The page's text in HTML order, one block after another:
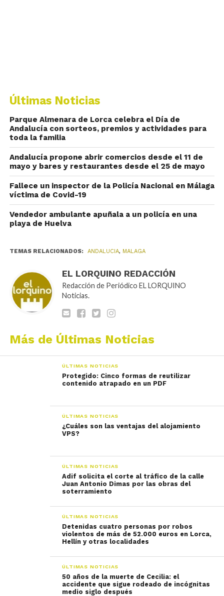
Últimas Noticias
Parque Almenara de Lorca celebra el Día de
Andalucía con sorteos, premios y actividades para
toda la familia
Andalucía propone abrir comercios desde el 11 de
mayo y bares y restaurantes desde el 25 de mayo
Fallece un inspector de la Policía Nacional en Málaga
víctima de Covid-19
Vendedor ambulante apuñala a un policía en una
playa de Huelva
TEMAS RELACIONADOS: ANDALUCIA, MALAGA
EL LORQUINO REDACCIÓN
Redacción de Periódico EL LORQUINO
Noticias.
Más de Últimas Noticias
ÚLTIMAS NOTICIAS
Protegido: Cinco formas de reutilizar
contenido atrapado en un PDF
ÚLTIMAS NOTICIAS
¿Cuáles son las ventajas del alojamiento
VPS?
ÚLTIMAS NOTICIAS
Adif solicita el corte al tráfico de la calle
Juan Antonio Dimas por las obras del
soterramiento
ÚLTIMAS NOTICIAS
Detenidas cuatro personas por robos
violentos de más de 52.000 euros en Lorca,
Hellín y otras localidades
ÚLTIMAS NOTICIAS
50 años de la muerte de Cecilia: el
accidente que sigue rodeado de incógnitas
medio siglo después